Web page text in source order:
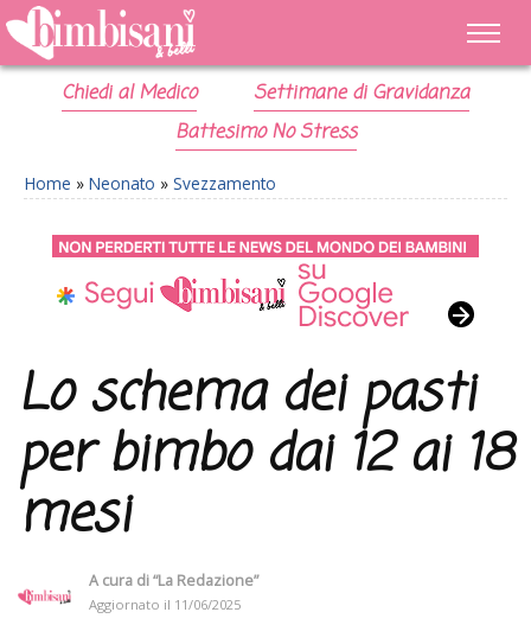
Chiedi al Medico
Settimane di Gravidanza
Battesimo No Stress
Home » Neonato » Svezzamento
Lo schema dei pasti
per bimbo dai 12 ai 18
mesi
A cura di“La Redazione”
Aggiornato il 11/06/2025